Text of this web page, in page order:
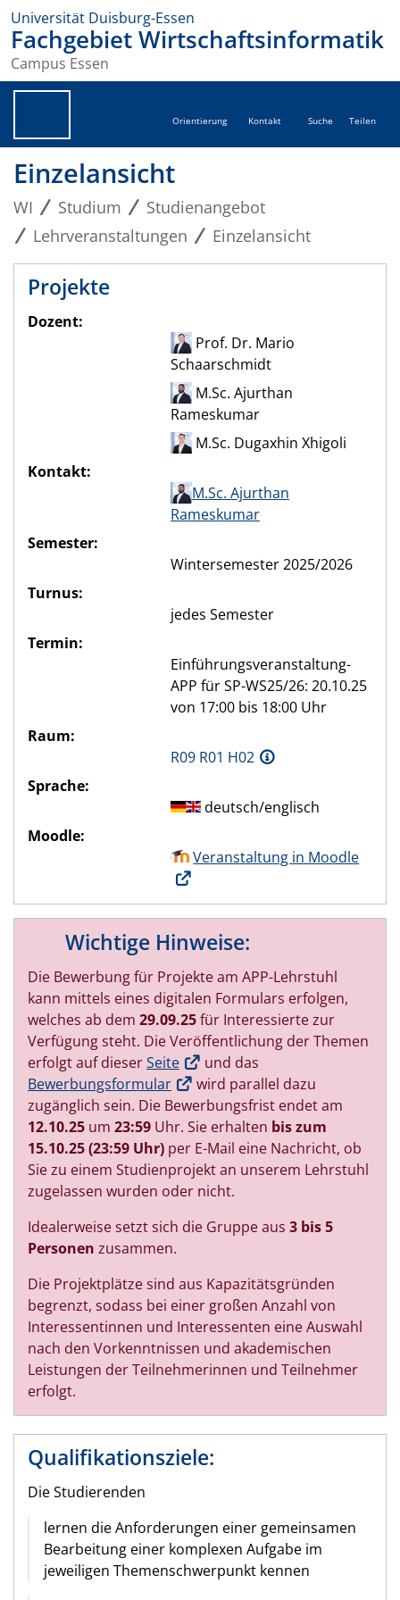
Universität Duisburg-Essen
Fachgebiet Wirtschaftsinformatik
Campus Essen
Orientierung Kontakt Suche Teilen
Einzelansicht
WI Studium
Studienangebot
Lehrveranstaltungen
Einzelansicht
Projekte
Dozent:
Prof. Dr. Mario
Schaarschmidt
M.Sc. Ajurthan
Rameskumar
M.Sc. Dugaxhin Xhigoli
Kontakt:
M.Sc. Ajurthan
Rameskumar
Semester:
Wintersemester 2025/2026
Turnus:
jedes Semester
Termin:
Einführungsveranstaltung-
APP für SP-WS25/26: 20.10.25
von 17:00 bis 18:00 Uhr
Raum:
R09 R01 H02
Sprache:
deutsch/englisch
Moodle:
Veranstaltung in Moodle
Wichtige Hinweise:
Die Bewerbung für Projekte am APP-Lehrstuhl
kann mittels eines digitalen Formulars erfolgen,
welches ab dem 29.09.25für Interessierte zur
Verfügung steht. Die Veröffentlichung der Themen
erfolgt auf dieserSeite
und das
Bewerbungsformular
wird parallel dazu
zugänglich sein. Die Bewerbungsfrist endet am
12.10.25 um 23:59 Uhr. Sie erhalten bis zum
15.10.25 (23:59 Uhr) per E-Mail eine Nachricht, ob
Sie zu einem Studienprojekt an unserem Lehrstuhl
zugelassen wurden oder nicht.
Idealerweise setzt sich die Gruppe aus 3 bis 5
Personen zusammen.
Die Projektplätze sind aus Kapazitätsgründen
begrenzt, sodass bei einer großen Anzahl von
Interessentinnen und Interessenten eine Auswahl
nach den Vorkenntnissen und akademischen
Leistungen der Teilnehmerinnen und Teilnehmer
erfolgt.
Qualifikationsziele:
Die Studierenden
lernen die Anforderungen einer gemeinsamen
Bearbeitung einer komplexen Aufgabe im
jeweiligen Themenschwerpunkt kennen